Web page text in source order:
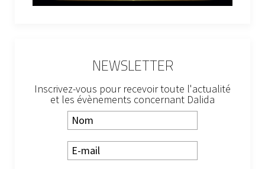
NEWSLETTER
Inscrivez-vous pour recevoir toute l'actualité
et les évènements concernant Dalida